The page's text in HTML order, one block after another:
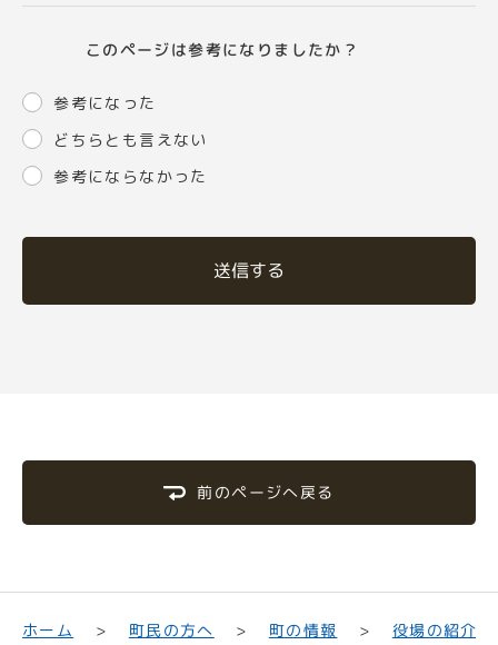
このページは参考になりましたか？
参考になった
どちらとも言えない
参考にならなかった
送信する
前のページへ戻る
ホーム 町民の方へ 町の情報 役場の紹介